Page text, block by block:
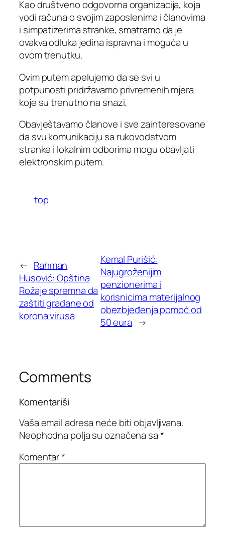
Kao društveno odgovorna organizacija, koja
vodi računa o svojim zaposlenima i članovima
i simpatizerima stranke, smatramo da je
ovakva odluka jedina ispravna i moguća u
ovom trenutku.
Ovim putem apelujemo da se svi u
potpunosti pridržavamo privremenih mjera
koje su trenutno na snazi.
Obavještavamo članove i sve zainteresovane
da svu komunikaciju sa rukovodstvom
stranke i lokalnim odborima mogu obavljati
elektronskim putem.
top
← Rahman
Husović: Opština
Rožaje spremna da
zaštiti građane od
korona virusa
Kemal Purišić:
Najugroženijim
penzionerima i
korisnicima materijalnog
obezbjeđenja pomoć od
50 eura →
Comments
Komentariši
Vaša email adresa neće biti objavljivana.
Neophodna polja su označena sa*
Komentar*